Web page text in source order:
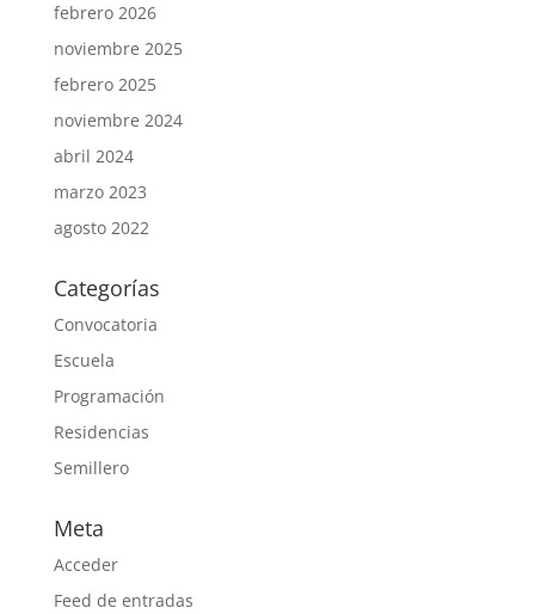
febrero 2026
noviembre 2025
febrero 2025
noviembre 2024
abril 2024
marzo 2023
agosto 2022
Categorías
Convocatoria
Escuela
Programación
Residencias
Semillero
Meta
Acceder
Feed de entradas